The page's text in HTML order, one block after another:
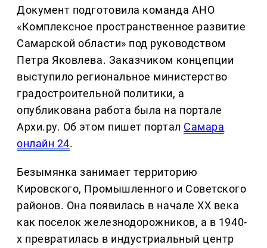
Документ подготовила команда АНО
«Комплексное пространственное развитие
Самарской области» под руководством
Петра Яковлева. Заказчиком концепции
выступило региональное министерство
градостроительной политики, а
опубликована работа была на портале
Архи.ру. Об этом пишет портал Самара
онлайн 24.
Безымянка занимает территорию
Кировского, Промышленного и Советского
районов. Она появилась в начале ХХ века
как поселок железнодорожников, а в 1940-
х превратилась в индустриальный центр